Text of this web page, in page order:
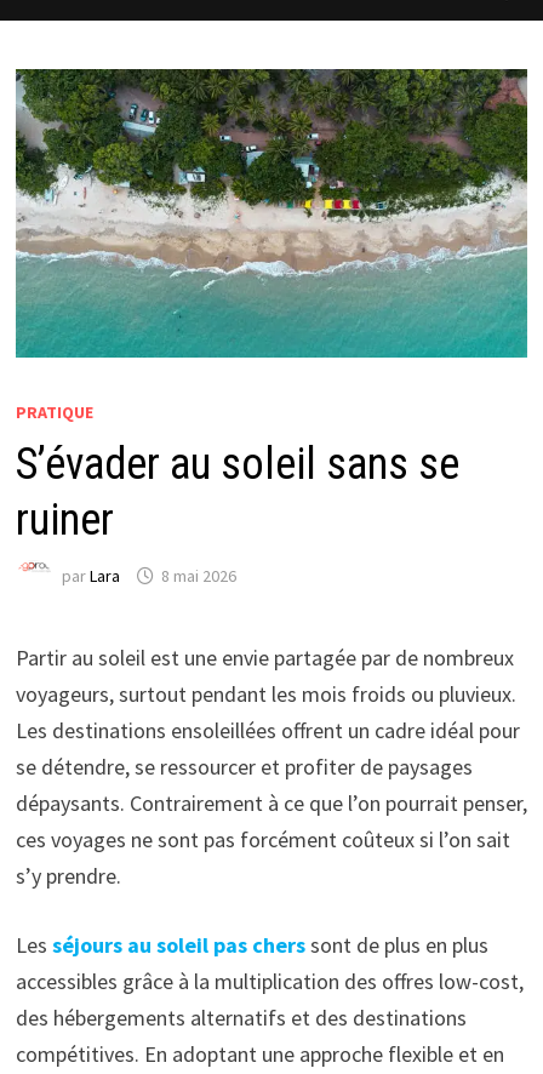
PRATIQUE
S’évader au soleil sans se
ruiner
parLara 8 mai 2026
Partir au soleil est une envie partagée par de nombreux
voyageurs, surtout pendant les mois froids ou pluvieux.
Les destinations ensoleillées offrent un cadre idéal pour
se détendre, se ressourcer et profiter de paysages
dépaysants. Contrairement à ce que l’on pourrait penser,
ces voyages ne sont pas forcément coûteux si l’on sait
s’y prendre.
Les séjours au soleil pas cherssont de plus en plus
accessibles grâce à la multiplication des offres low-cost,
des hébergements alternatifs et des destinations
compétitives. En adoptant une approche flexible et en